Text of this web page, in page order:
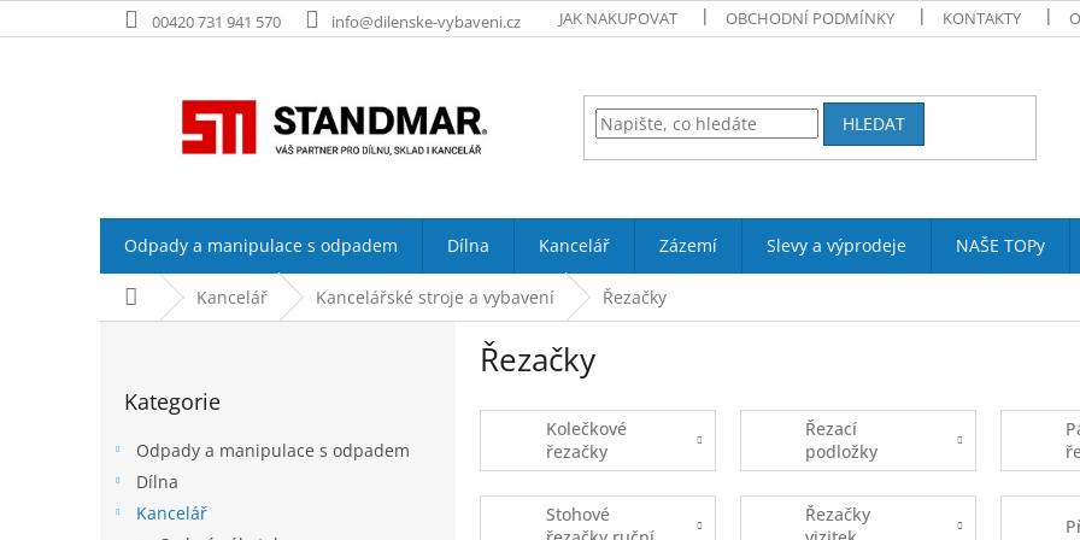
na
00420 731 941 570 info@dilenske-vybaveni.cz JAK NAKUPOVAT OBCHODNÍ PODMÍNKY KONTAKTY
HLEDAT
Odpady a manipulace s odpadem Dílna Kancelář Zázemí Slevy a výprodeje NAŠE TOPy
Domů Kancelář Kancelářské stroje a vybavení Řezačky
kategorie
Kategorie
Odpady a manipulace s odpadem
Dílna
Kancelář
Řezačky
Kolečkové
řezačky
Řezací
podložky
Stohové
Řezačky